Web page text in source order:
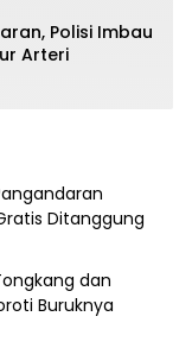
Polisi Imbau
Arteri
Ditanggung
dan
Buruknya